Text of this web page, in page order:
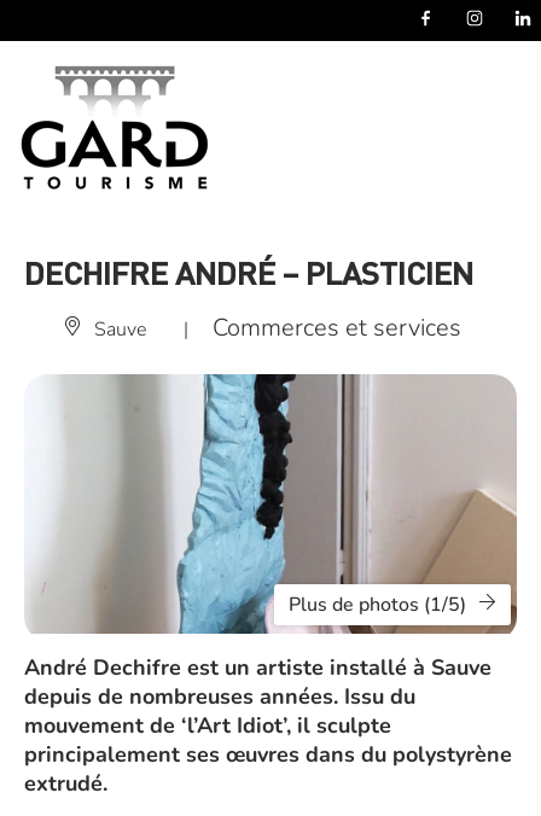
DECHIFRE ANDRÉ – PLASTICIEN
Sauve | Commerces et services
Plus de photos (1/5)
André Dechifre est un artiste installé à Sauve
depuis de nombreuses années. Issu du
mouvement de ‘l’Art Idiot’, il sculpte
principalement ses œuvres dans du polystyrène
extrudé.